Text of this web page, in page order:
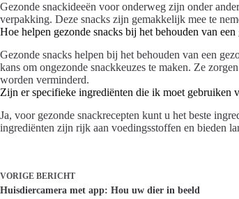
Gezonde snackideeën voor onderweg zijn onder
verpakking. Deze snacks zijn gemakkelijk mee te
Hoe helpen gezonde snacks bij het behouden van
Gezonde snacks helpen bij het behouden van een
kans om ongezonde snackkeuzes te maken. Ze
worden verminderd.
Zijn er specifieke ingrediënten die ik moet gebruiken
Ja, voor gezonde snackrecepten kunt u het beste
ingrediënten zijn rijk aan voedingsstoffen en bieden
VORIGE BERICHT
Huisdiercamera met app: Hou uw dier in beeld